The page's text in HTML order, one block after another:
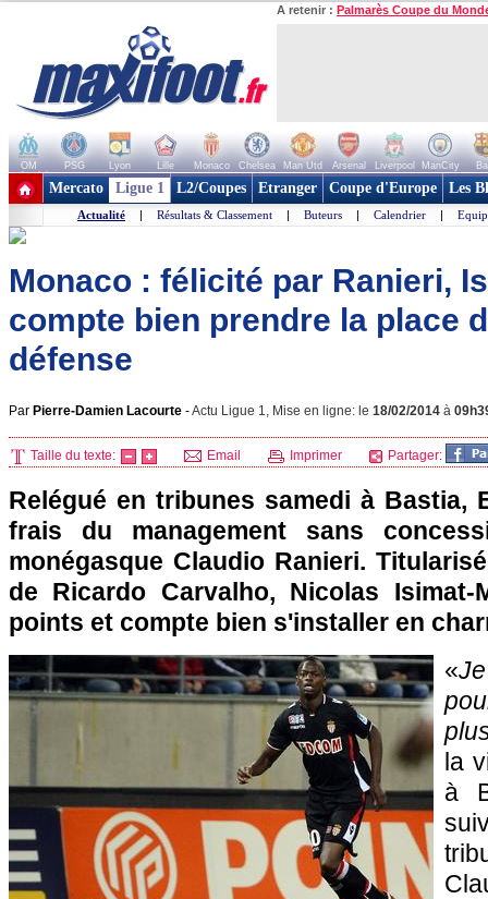
A retenir : Palmarès Coupe du
OM PSG Lyon Lille Monaco Chelsea Man Utd Arsenal Liverpool ManCity
+ de clubs
Mercato Ligue 1 L2/Coupes Etranger Coupe d'Europe Les
Actualité | Résultats & Classement | Buteurs | Calendrier |
Monaco : félicité par Ranieri,
compte bien prendre la place
défense
Par Pierre-Damien Lacourte -Actu Ligue 1, Mise en ligne: le 18/02/2014 à
Taille du texte: Email Imprimer Partager:
Relégué en tribunes samedi à Bastia,
frais du management sans
monégasque Claudio Ranieri.
de Ricardo Carvalho, Nicolas
points et compte bien s'installer en
«
la
à